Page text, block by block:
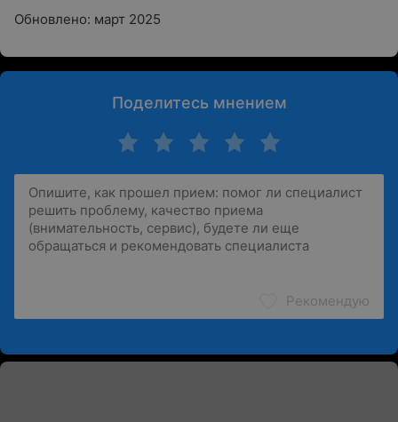
Обновлено: март 2025
Поделитесь мнением
Рекомендую